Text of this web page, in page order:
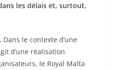
les délais et, surtout,
le contexte d’une
d’une réalisation
le Royal Malta